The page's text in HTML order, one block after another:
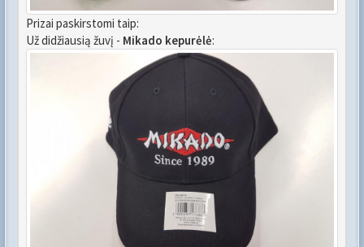
Prizai paskirstomi taip:
Už didžiausią žuvį - Mikado kepurėlė: